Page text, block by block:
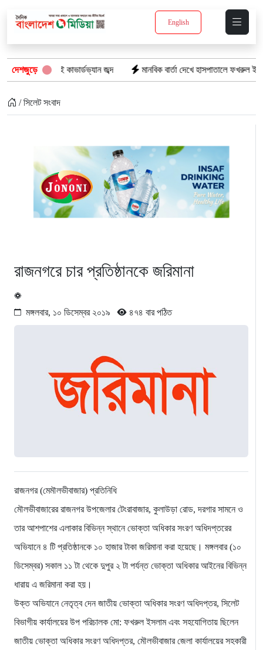
English
দেশজুড়ে
পণ্যসহ দুই কাভার্ডভ্যান জব্দ মানবিক বার্তা দেখে হাসপাতালে ফখরুল ইসলাম খান
/ সিলেট সংবাদ
রাজনগরে চার প্রতিষ্ঠানকে জরিমানা
মঙ্গলবার, ১০ ডিসেম্বর ২০১৯ ৪৭৪ বার পঠিত
রাজনগর (মেমৗলভীবাজার) প্রতিনিধি
মৌলভীবাজারের রাজনগর উপজেলার টেংরাবাজার, কুলাউড়া রোড, দরগার সামনে ও
তার আশপাশের এলাকার বিভিন্ন স্থানে ভোক্তা অধিকার সংরণ অধিদপ্তরের
অভিযানে ৪ টি প্রতিষ্ঠানকে ১০ হাজার টাকা জরিমানা করা হয়েছে। মঙ্গলবার (১০
ডিসেম্বর) সকাল ১১ টা থেকে দুপুর ২ টা পর্যন্ত ভোক্তা অধিকার আইনের বিভিন্ন
ধারায় এ জরিমানা করা হয়।
উক্ত অভিযানে নেতৃত্ব দেন জাতীয় ভোক্তা অধিকার সংরণ অধিদপ্তর, সিলেট
বিভাগীয় কার্যালয়ের উপ পরিচালক মো: ফখরুল ইসলাম এবং সহযোগিতায় ছিলেন
জাতীয় ভোক্তা অধিকার সংরণ অধিদপ্তর, মৌলভীবাজার জেলা কার্যালয়ের সহকারী